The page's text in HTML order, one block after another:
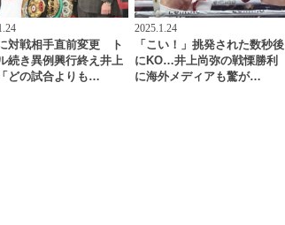
対戦相手直前変更 ト
続き異例興行終え井上
どの試合よりも…
2025.1.24
「こい！」挑発された数秒後
にKO…井上尚弥の戦慄勝利
に海外メディアも驚が…